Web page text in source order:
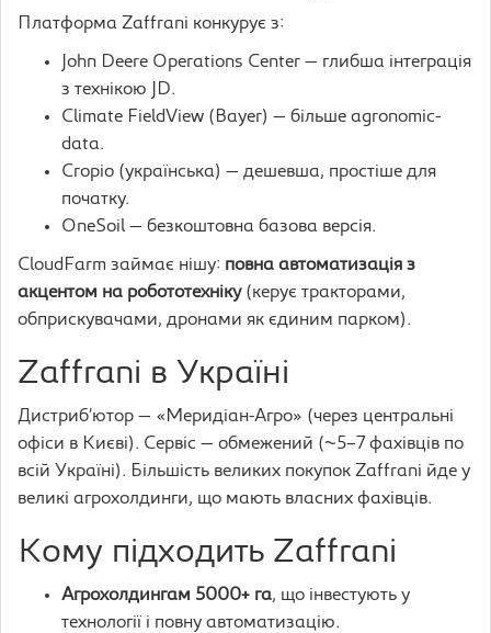
Платформа Zaffrani конкурує з:
John Deere Operations Center — глибша інтеграція
з технікою JD.
Climate FieldView (Bayer) — більше agronomic-
data.
Cropio (українська) — дешевша, простіше для
початку.
OneSoil — безкоштовна базова версія.
CloudFarm займає нішу: повна автоматизація з
акцентом на робототехніку(керує тракторами,
обприскувачами, дронами як єдиним парком).
Zaffrani в Україні
Дистриб’ютор — «Меридіан-Агро» (через центральні
офіси в Києві). Сервіс — обмежений (~5–7 фахівців по
всій Україні). Більшість великих покупок Zaffrani йде у
великі агрохолдинги, що мають власних фахівців.
Кому підходить Zaffrani
Агрохолдингам 5000+ га, що інвестують у
технології і повну автоматизацію.